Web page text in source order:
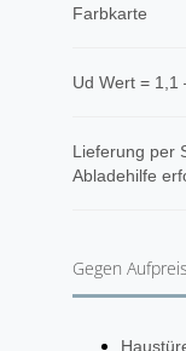
Farbkarte
Ud Wert = 1,1
​Lieferung per
Abladehilfe
Gegen